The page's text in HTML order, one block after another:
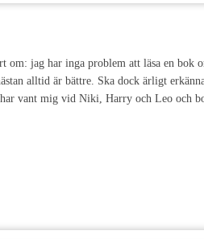
om: jag har inga problem att läsa en bok
alltid är bättre. Ska dock ärligt
vant mig vid Niki, Harry och Leo och